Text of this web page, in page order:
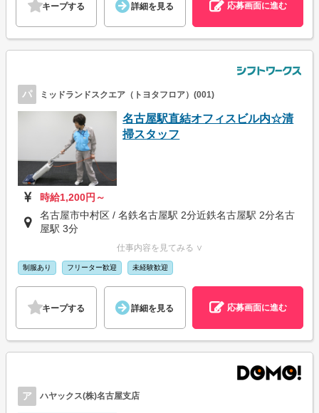
キープする 詳細を見る 応募画面に進む
パ ミッドランドスクエア（トヨタフロア）(001)
名古屋駅直結オフィスビル内☆清
掃スタッフ
時給1,200円～
名古屋市中村区 / 名鉄名古屋駅 2分近鉄名古屋駅 2分名古
屋駅 3分
仕事内容を見てみる ∨
制服あり フリーター歓迎 未経験歓迎
キープする 詳細を見る 応募画面に進む
ア ハヤックス(株)名古屋支店